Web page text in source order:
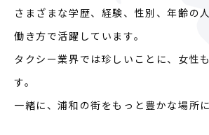
さまざまな学歴、経験、性別、年齢の
働き方で活躍しています。
タクシー業界では珍しいことに、女性
す。
一緒に、浦和の街をもっと豊かな場所